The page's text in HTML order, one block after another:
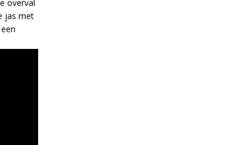
overval
jas met